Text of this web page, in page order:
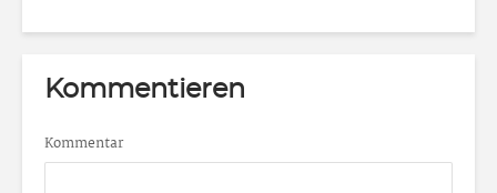
Kommentieren
Kommentar